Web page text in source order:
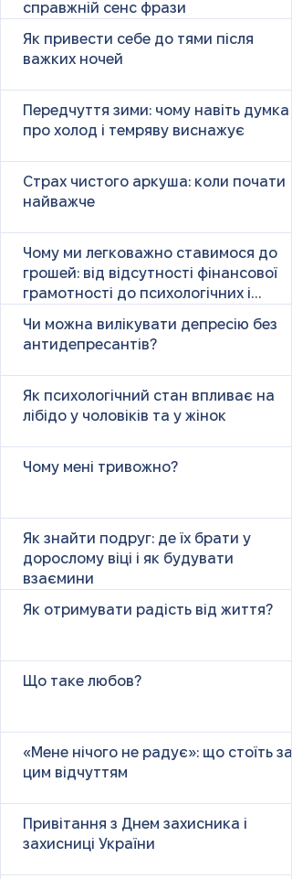
справжній сенс фрази
Як привести себе до тями після
важких ночей
Передчуття зими: чому навіть думка
про холод і темряву виснажує
Страх чистого аркуша: коли почати
найважче
Чому ми легковажно ставимося до
грошей: від відсутності фінансової
грамотності до психологічних і
Чи можна вилікувати депресію без
антидепресантів?
Як психологічний стан впливає на
лібідо у чоловіків та у жінок
Чому мені тривожно?
Як знайти подруг: де їх брати у
дорослому віці і як будувати
взаємини
Як отримувати радість від життя?
Що таке любов?
«Мене нічого не радує»: що стоїть за
цим відчуттям
Привітання з Днем захисника і
захисниці України